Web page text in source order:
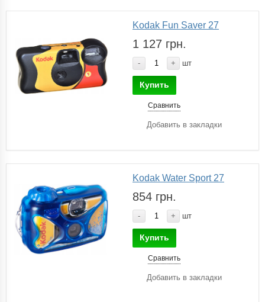
Kodak Fun Saver 27
1 127 грн.
- + шт
Купить
Сравнить
Добавить в закладки
Kodak Water Sport 27
854 грн.
- + шт
Купить
Сравнить
Добавить в закладки